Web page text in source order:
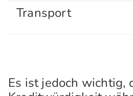
Transport
Es ist jedoch wichtig,